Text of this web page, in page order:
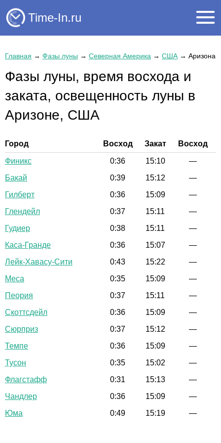
Time-In.ru
Главная → Фазы луны → Северная Америка → США → Аризона
Фазы луны, время восхода и
заката, освещенность луны в
Аризоне, США
Город Восход Закат Восход
Финикс 0:36 15:10
—
Бакай
0:39 15:12
—
Гилберт
0:36 15:09
—
Глендейл
0:37 15:11
—
Гудиер
0:38 15:11
—
Каса-Гранде
0:36 15:07
—
Лейк-Хавасу-Сити
0:43 15:22
—
Меса
0:35 15:09
—
Пеория
0:37 15:11
—
Скоттсдейл
0:36 15:09
—
Сюрприз
0:37 15:12
—
Темпе
0:36 15:09
—
Тусон
0:35 15:02
—
Флагстафф
0:31 15:13
—
Чандлер
0:36 15:09
—
Юма
0:49 15:19 —